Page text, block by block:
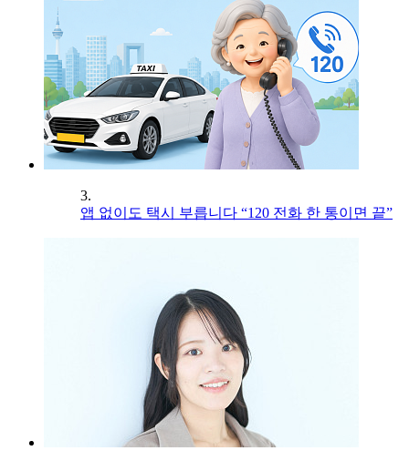
3.
앱 없이도 택시 부릅니다 “120 전화 한 통이면 끝”